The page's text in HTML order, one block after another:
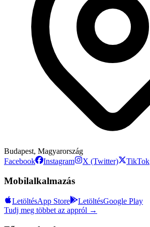
Budapest, Magyarország
Facebook
Instagram X (Twitter) TikTok
Mobilalkalmazás
LetöltésApp Store LetöltésGoogle Play
Tudj meg többet az appról →